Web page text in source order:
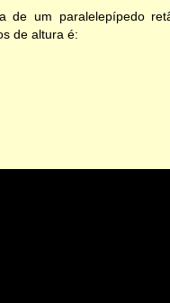
de um paralelepípedo
de altura é: